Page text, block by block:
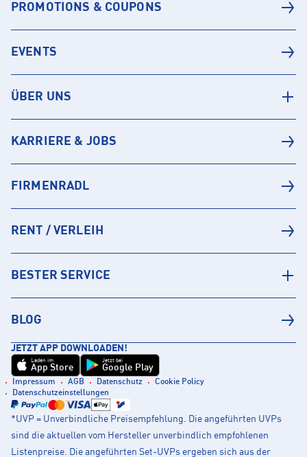
PROMOTIONS & COUPONS
EVENTS
ÜBER UNS
KARRIERE & JOBS
FIRMENRADL
RENT / VERLEIH
BESTER SERVICE
BLOG
JETZT APP DOWNLOADEN!
Laden im
App Store
Jetzt bei
Google Play
Impressum AGB Datenschutz
Cookie Policy
Datenschutzeinstellungen
*UVP = Unverbindliche Preisempfehlung. Die angeführten UVPs
sind die aktuellen vom Hersteller unverbindlich empfohlenen
Listenpreise. Die angeführten Set-UVPs ergeben sich aus der